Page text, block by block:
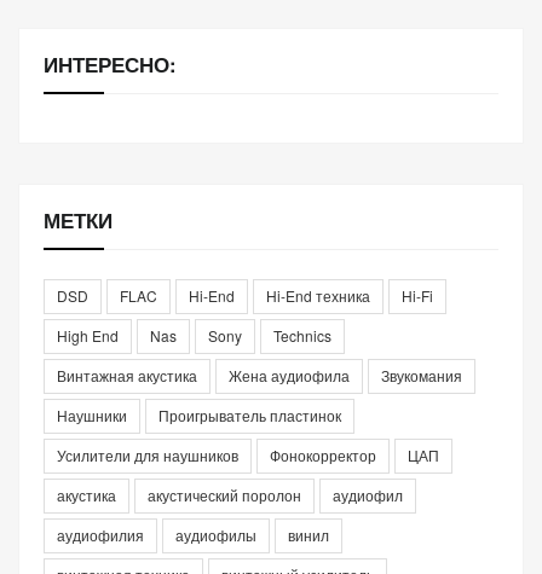
ИНТЕРЕСНО:
МЕТКИ
DSD FLAC Hi-End Hi-End техника
Hi-Fi
High End
Nas Sony
Technics
Винтажная акустика
Жена аудиофила
Звукомания
Наушники
Проигрыватель пластинок
Усилители для наушников
Фонокорректор
ЦАП
акустика
акустический поролон
аудиофил
аудиофилия
аудиофилы
винил